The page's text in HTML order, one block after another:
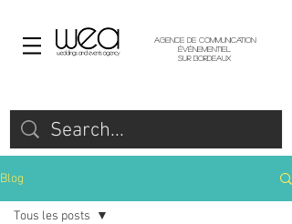
Agence de communication
événementiel
sur Bordeaux
Blog
Tous les posts